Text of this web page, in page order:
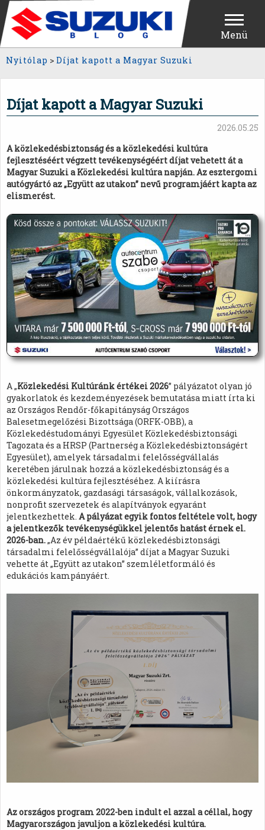
Menü
Nyitólap > Díjat kapott a Magyar Suzuki
Díjat kapott a Magyar Suzuki
2026.05.25
A közlekedésbiztonság és a közlekedési kultúra
fejlesztéséért végzett tevékenységéért díjat vehetett át a
Magyar Suzuki a Közlekedési kultúra napján. Az esztergomi
autógyártó az „Együtt az utakon” nevű programjáért kapta az
elismerést.
A „Közlekedési Kultúránk értékei 2026” pályázatot olyan jó
gyakorlatok és kezdeményezések bemutatása miatt írta ki
az Országos Rendőr-főkapitányság Országos
Balesetmegelőzési Bizottsága (ORFK-OBB), a
Közlekedéstudományi Egyesület Közlekedésbiztonsági
Tagozata és a HRSP (Partnerség a Közlekedésbiztonságért
Egyesület), amelyek társadalmi felelősségvállalás
keretében járulnak hozzá a közlekedésbiztonság és a
közlekedési kultúra fejlesztéséhez. A kiírásra
önkormányzatok, gazdasági társaságok, vállalkozások,
nonprofit szervezetek és alapítványok egyaránt
jelentkezhettek. A pályázat egyik fontos feltétele volt, hogy
a jelentkezők tevékenységükkel jelentős hatást érnek el.
2026-ban.„Az év példaértékű közlekedésbiztonsági
társadalmi felelősségvállalója” díjat a Magyar Suzuki
vehette át „Együtt az utakon” szemléletformáló és
edukációs kampányáért.
Az országos program 2022-ben indult el azzal a céllal, hogy
Magyarországon javuljon a közlekedési kultúra.